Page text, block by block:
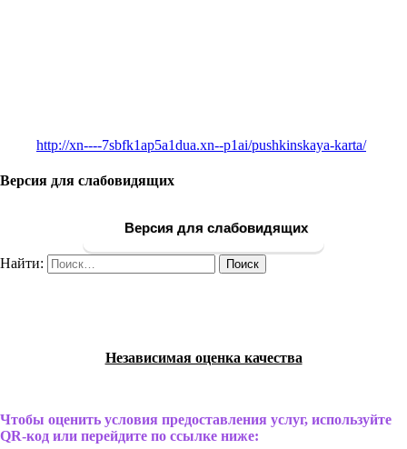
http://xn----7sbfk1ap5a1dua.xn--p1ai/pushkinskaya-karta/
Версия для слабовидящих
Версия для слабовидящих
Найти:
Независимая оценка качества
Чтобы оценить условия предоставления услуг, используйте
QR-код или перейдите по ссылке ниже: